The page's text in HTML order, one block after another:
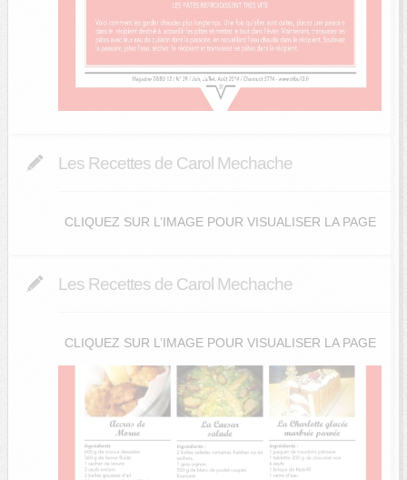
Les Recettes de Carol Mechache
CLIQUEZ SUR L’IMAGE POUR VISUALISER LA PAGE
Les Recettes de Carol Mechache
CLIQUEZ SUR L’IMAGE POUR VISUALISER LA PAGE